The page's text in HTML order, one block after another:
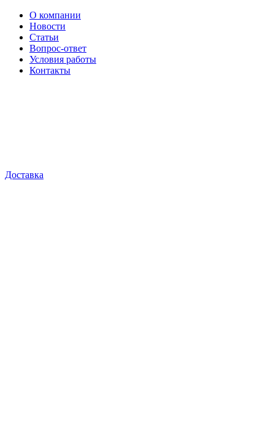
О компании
Новости
Статьи
Вопрос-ответ
Условия работы
Контакты
Доставка